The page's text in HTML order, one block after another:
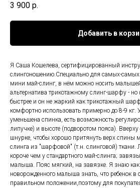
3 900 р.
Добавить в
Я Саша Кошелева, сертифицированный
слингоношению.Специально для самых-самых
мини май-слинг, в нём можно носить малышей
альтернатива трикотажному слинг-шарфу -
быстрее и он не жаркий как трикотажный
комфортно использовать примерно до 8-9 кг.
уменьшена спинка, есть возможность
липучке) и высоте (подворотом пояса).
шнурке, чтобы хорошо притянуть верх
слинга из "шарфовой" (т.н. слинговой) ткани.
короче чем у стандартного май-слинга;
малыша. Пояс мягкий, на завязке. Я знаю
новорожденного малыша знать, что ребенок в
правильном положении,поэтому для